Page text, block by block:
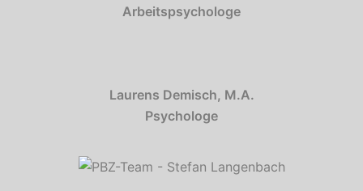
Arbeitspsychologe
Laurens Demisch, M.A.
Psychologe